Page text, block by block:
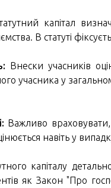
капітал
В статуті
Внески учасників
учасника у
Важливо враховувати,
навіть у
капіталу
як Закон "Про